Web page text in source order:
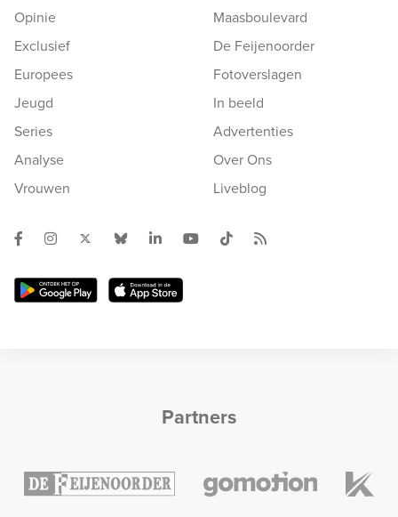
Opinie
Exclusief
Europees
Jeugd
Series
Analyse
Vrouwen
Maasboulevard
De Feijenoorder
Fotoverslagen
In beeld
Advertenties
Over Ons
Liveblog
Partners